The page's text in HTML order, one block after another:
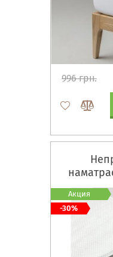
996 грн.
Акция
-30%